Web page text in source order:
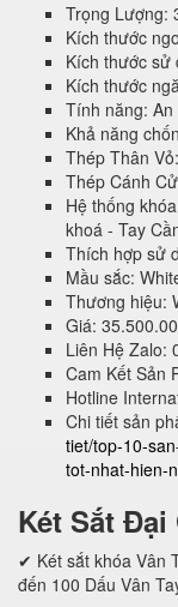
Trọng Lượng:
Kích thước
Kích thước sử
Kích thước
Tính năng:
Khả năng
Thép Thân
Thép Cánh
Hệ thống
khoá - Tay
Thích hợp sử
Mầu sắc:
Thương hiệu:
Giá:
Liên Hệ Zalo:
Cam Kết Sản
Hotline
Chi tiết sản
tiet/top-10-
tot-nhat-hien-
Két Sắt Đại
✔ Két sắt khóa Vân
đến 100 Dấu Vân